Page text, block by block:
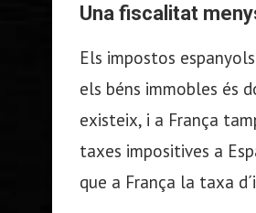
Una fiscalitat
Els impostos
els béns immobles és
existeix, i a França
taxes impositives a
que a França la taxa